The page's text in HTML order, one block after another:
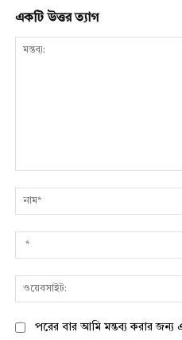
একটি উত্তর ত্যাগ
পরের বার আমি মন্তব্য করার